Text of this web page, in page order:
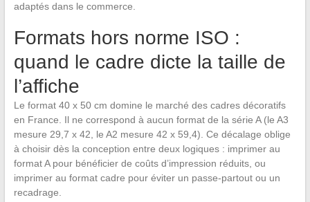
adaptés dans le commerce.
Formats hors norme ISO :
quand le cadre dicte la taille de
l’affiche
Le format 40 x 50 cm domine le marché des cadres décoratifs
en France. Il ne correspond à aucun format de la série A (le A3
mesure 29,7 x 42, le A2 mesure 42 x 59,4). Ce décalage oblige
à choisir dès la conception entre deux logiques : imprimer au
format A pour bénéficier de coûts d’impression réduits, ou
imprimer au format cadre pour éviter un passe-partout ou un
recadrage.